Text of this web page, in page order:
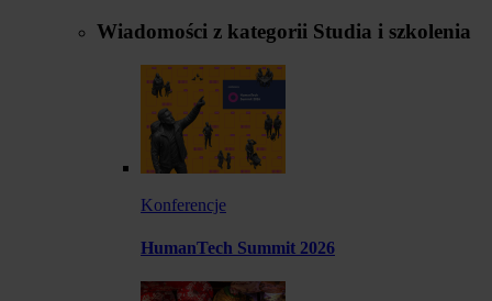
Wiadomości z kategorii Studia i szkolenia
Konferencje
HumanTech Summit 2026